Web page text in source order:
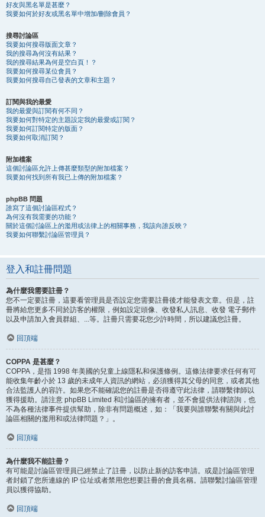
好友與黑名單是甚麼？
我要如何於好友或黑名單中增加/刪除會員？
搜尋討論區
我要如何搜尋版面文章？
我的搜尋為何沒有結果？
我的搜尋結果為何是空白頁！？
我要如何搜尋某位會員？
我要如何搜尋自己發表的文章和主題？
訂閱與我的最愛
我的最愛與訂閱有何不同？
我要如何對特定的主題設定我的最愛或訂閱？
我要如何訂閱特定的版面？
我要如何取消訂閱？
附加檔案
這個討論區允許上傳甚麼類型的附加檔案？
我要如何找到所有我已上傳的附加檔案？
phpBB 問題
誰寫了這個討論區程式？
為何沒有我需要的功能？
關於這個討論區上的濫用或法律上的相關事務，我該向誰反映？
我要如何聯繫討論區管理員？
登入和註冊問題
為什麼我需要註冊？
您不一定要註冊，這要看管理員是否設定您需要註冊後才能發表文章。但是，註
冊將給您更多不同於訪客的權限，例如設定頭像、收發私人訊息、收發 電子郵件
以及申請加入會員群組、...等。註冊只需要花您少許時間，所以建議您註冊。
回頂端
COPPA 是甚麼？
COPPA，是指 1998 年美國的兒童上線隱私和保護條例。這條法律要求任何有可
能收集年齡小於 13 歲的未成年人資訊的網站，必須獲得其父母的同意，或者其他
合法監護人的容許。如果您不能確認您的註冊是否得遵守此法律，請聯繫律師以
獲得援助。請注意 phpBB Limited 和討論區的擁有者，並不會提供法律諮詢，也
不為各種法律事件提供幫助，除非有問題概述，如：「我要與誰聯繫有關與此討
論區相關的濫用和或法律問題？」。
回頂端
為什麼我不能註冊？
有可能是討論區管理員已經禁止了註冊，以防止新的訪客申請。或是討論區管理
者封鎖了您所連線的 IP 位址或者禁用您想要註冊的會員名稱。請聯繫討論區管理
員以獲得協助。
回頂端